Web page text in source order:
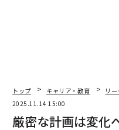
参加を申請し、承認さ
のか、そしてなぜ一部の
トップ キャリア・教育 リ
2025.11.14 15:00
厳密な計画は変